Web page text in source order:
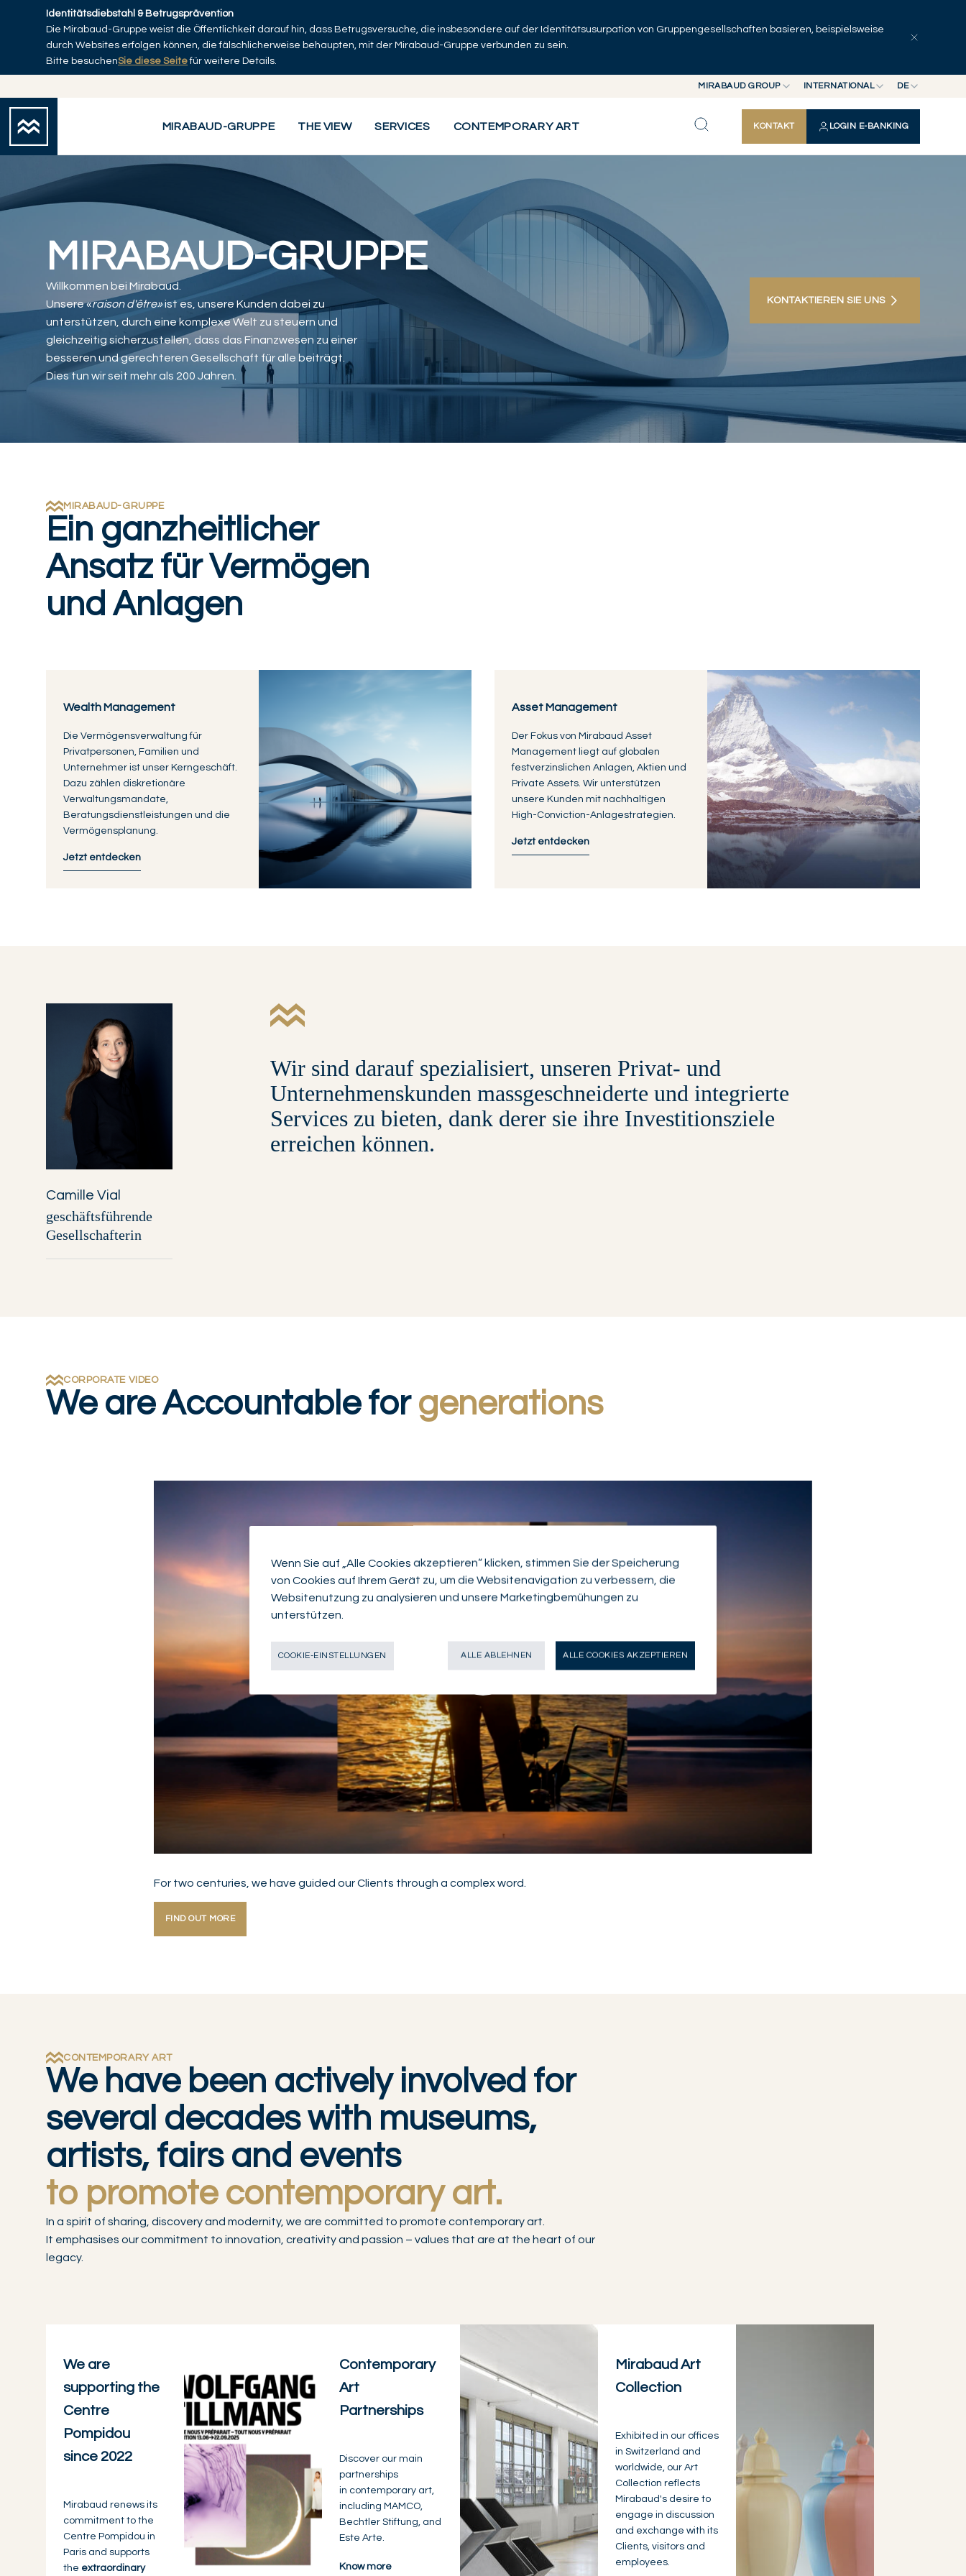
Skip to main content
Identitätsdiebstahl & Betrugsprävention
Die Mirabaud-Gruppe weist die Öffentlichkeit darauf hin, dass Betrugsversuche, die insbesondere auf der Identitätsusurpation von Gruppengesellschaften basieren, beispielsweise
durch Websites erfolgen können, die fälschlicherweise behaupten, mit der Mirabaud-Gruppe verbunden zu sein.
Bitte besuchenSie diese Seitefür weitere Details.
MIRABAUD GROUP
MIRABAUD GROUP
MIRABAUD ASSET MANAGEMENT
INTERNATIONAL
INTERNATIONAL
SCHWEIZ
DE
EN
FR
MIRABAUD-GRUPPE THE VIEW SERVICES CONTEMPORARY ART KONTAKT LOGIN E-BANKING
Mirabaud-Gruppe
MIRABAUD-GRUPPE
Willkommen bei Mirabaud.
Unsere «raison d'être»ist es, unsere Kunden dabei zu
unterstützen, durch eine komplexe Welt zu steuern und
gleichzeitig sicherzustellen, dass das Finanzwesen zu einer
besseren und gerechteren Gesellschaft für alle beiträgt.
Dies tun wir seit mehr als 200 Jahren.
KONTAKTIEREN SIE UNS
MIRABAUD-GRUPPE
Ein ganzheitlicher
Ansatz für Vermögen
und Anlagen
Wealth Management
Die Vermögensverwaltung für
Privatpersonen, Familien und
Unternehmer ist unser Kerngeschäft.
Dazu zählen diskretionäre
Verwaltungsmandate,
Beratungsdienstleistungen und die
Vermögensplanung.
Jetzt entdecken
Asset Management
Der Fokus von Mirabaud Asset
Management liegt auf globalen
festverzinslichen Anlagen, Aktien und
Private Assets. Wir unterstützen
unsere Kunden mit nachhaltigen
High-Conviction-Anlagestrategien.
Jetzt entdecken
Camille Vial
geschäftsführende
Gesellschafterin
Wir sind darauf spezialisiert, unseren Privat- und
Unternehmenskunden massgeschneiderte und integrierte
Services zu bieten, dank derer sie ihre Investitionsziele
erreichen können.
CORPORATE VIDEO
We are Accountable for generations
For two centuries, we have guided our Clients through a complex word.
FIND OUT MORE
CONTEMPORARY ART
We have been actively involved for
several decades with museums,
artists, fairs and events
to promote contemporary art.
In a spirit of sharing, discovery and modernity, we are committed to promote contemporary art.
It emphasises our commitment to innovation, creativity and passion – values that are at the heart of our
legacy.
We are
supporting the
Centre
Pompidou
since 2022
Mirabaud renews its
commitment to the
Centre Pompidou in
Paris and supports
the extraordinary
Contemporary
Art
Partnerships
Discover our main
partnerships
in contemporary art,
including MAMCO,
Bechtler Stiftung, and
Este Arte.
Know more
Mirabaud Art
Collection
Exhibited in our offices
in Switzerland and
worldwide, our Art
Collection reflects
Mirabaud's desire to
engage in discussion
and exchange with its
Clients, visitors and
employees.
Wenn Sie auf „Alle Cookies akzeptieren“ klicken, stimmen Sie der Speicherung
von Cookies auf Ihrem Gerät zu, um die Websitenavigation zu verbessern, die
Websitenutzung zu analysieren und unsere Marketingbemühungen zu
unterstützen.
COOKIE-EINSTELLUNGEN ALLE ABLEHNEN ALLE COOKIES AKZEPTIEREN